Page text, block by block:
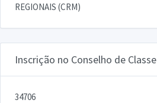
REGIONAIS (CRM)
Inscrição no Conselho de Classe
34706